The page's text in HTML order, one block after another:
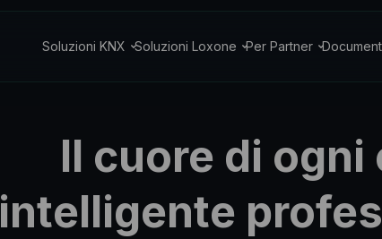
Soluzioni KNX Soluzioni Loxone Per Partner
Il cuore di ogni
intelligente